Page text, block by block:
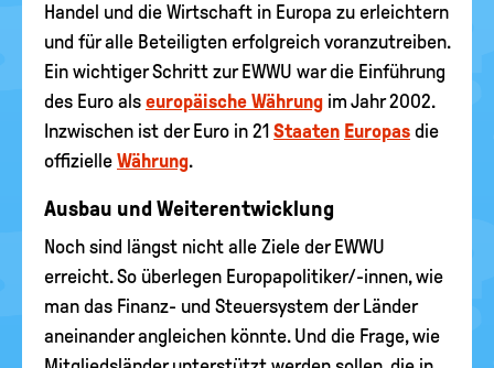
Handel und die Wirtschaft in Europa zu erleichtern
und für alle Beteiligten erfolgreich voranzutreiben.
Ein wichtiger Schritt zur EWWU war die Einführung
des Euro als europäische Währung im Jahr 2002.
Inzwischen ist der Euro in 21 Staaten Europas die
offizielle Währung.
Ausbau und Weiterentwicklung
Noch sind längst nicht alle Ziele der EWWU
erreicht. So überlegen Europapolitiker/-innen, wie
man das Finanz- und Steuersystem der Länder
aneinander angleichen könnte. Und die Frage, wie